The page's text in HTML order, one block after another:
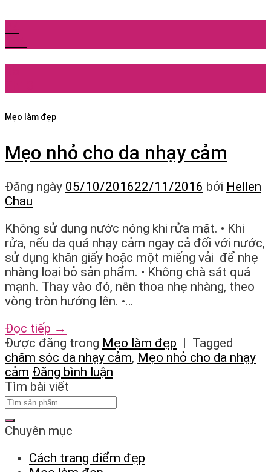
Mẹo làm đẹp
Mẹo nhỏ cho da nhạy cảm
Đăng ngày 05/10/201622/11/2016 bởi Hellen
Chau
Không sử dụng nước nóng khi rửa mặt. • Khi
rửa, nếu da quá nhạy cảm ngay cả đối với nước,
sử dụng khăn giấy hoặc một miếng vải để nhẹ
nhàng loại bỏ sản phẩm. • Không chà sát quá
mạnh. Thay vào đó, nên thoa nhẹ nhàng, theo
vòng tròn hướng lên. •…
Đọc tiếp →
Được đăng trong Mẹo làm đẹp | Tagged
chăm sóc da nhạy cảm, Mẹo nhỏ cho da nhạy
cảm Đăng bình luận
Tìm bài viết
Chuyên mục
Cách trang điểm đẹp